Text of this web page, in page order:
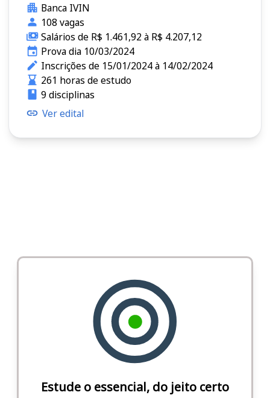
Banca IVIN
108 vagas
Salários de R$ 1.461,92 à R$ 4.207,12
Prova dia 10/03/2024
Inscrições de 15/01/2024 à 14/02/2024
261 horas de estudo
9 disciplinas
Ver edital
Estude o essencial, do jeito certo